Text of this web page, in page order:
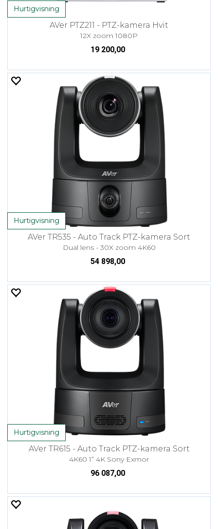
Hurtigvisning
AVer PTZ211 - PTZ-kamera Hvit
12X zoom 1080P
19 200,00
Hurtigvisning
AVer TR535 - Auto Track PTZ-kamera Sort
Dual lens - 30X zoom 4K60
54 898,00
Hurtigvisning
AVer TR615 - Auto Track PTZ-kamera Sort
4K60 1” 4K Sony Exmor
96 087,00